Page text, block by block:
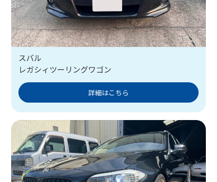
スバル
レガシィツーリングワゴン
詳細はこちら